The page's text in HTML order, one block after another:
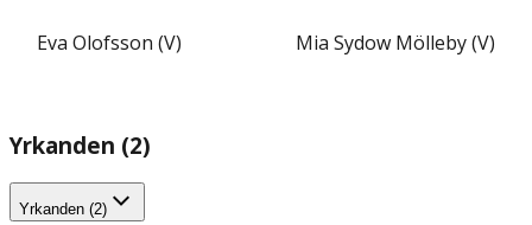
Eva Olofsson (V) Mia Sydow Mölleby (V)
Yrkanden (2)
Yrkanden (2)